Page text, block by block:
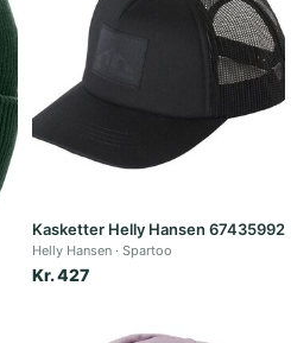
Kasketter Helly Hansen 67435992
Helly Hansen Spartoo
Kr. 427